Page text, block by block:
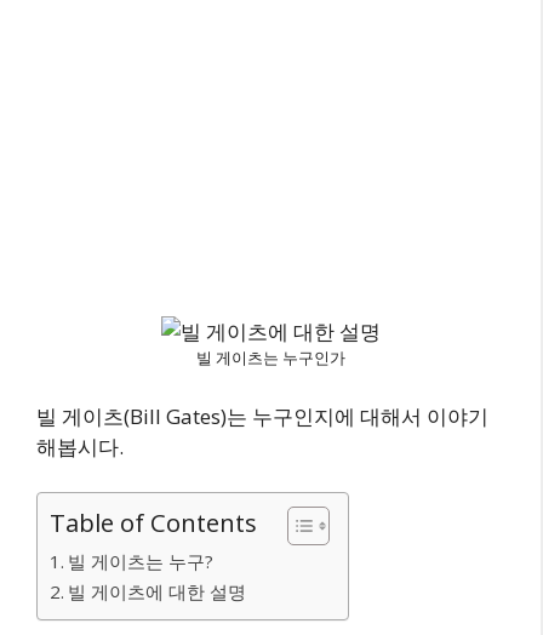
빌 게이츠는 누구인가
빌 게이츠(Bill Gates)는 누구인지에 대해서 이야기
해봅시다.
Table of Contents
빌 게이츠는 누구?
빌 게이츠에 대한 설명